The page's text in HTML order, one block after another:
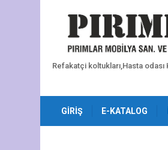
Refakatçi koltukları,Hasta
GIRIŞ E-KATALOG